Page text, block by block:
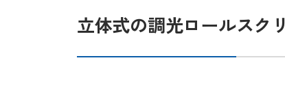
立体式の調光ロールスク